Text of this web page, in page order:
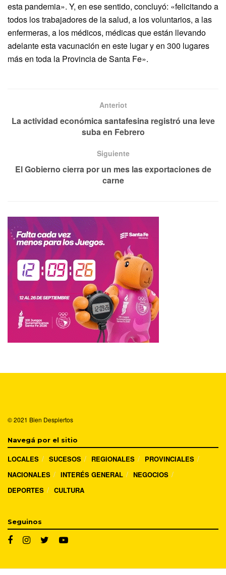
esta pandemia». Y, en ese sentido, concluyó: «felicitando a
todos los trabajadores de la salud, a los voluntarios, a las
enfermeras, a los médicos, médicas que están llevando
adelante esta vacunación en este lugar y en 300 lugares
más en toda la Provincia de Santa Fe».
Anteriot
La actividad económica santafesina registró una leve
suba en Febrero
Siguiente
El Gobierno cierra por un mes las exportaciones de
carne
© 2021 Bien Despiertos
Navegá por el sitio
LOCALES SUCESOS REGIONALES
PROVINCIALES
NACIONALES
INTERÉS GENERAL
NEGOCIOS
DEPORTES
CULTURA
Seguinos